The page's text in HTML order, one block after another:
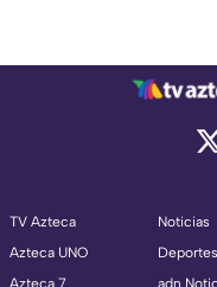
TV Azteca
Azteca UNO
Azteca 7
Noticias
Deportes
adn